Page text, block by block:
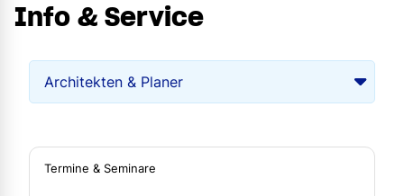
Info & Service
Termine & Seminare